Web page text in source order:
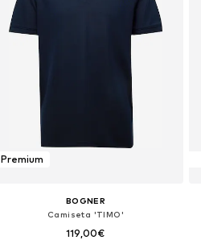
Premium
BOGNER
Camiseta 'TIMO'
119,00€